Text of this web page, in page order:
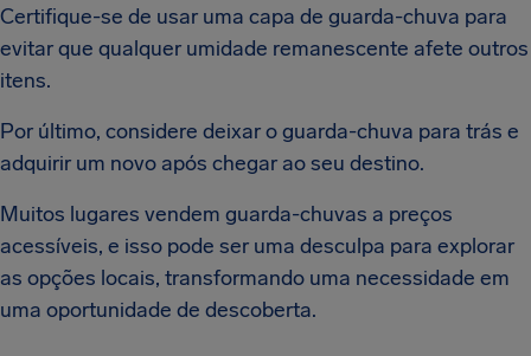
Certifique-se de usar uma capa de guarda-chuva para
evitar que qualquer umidade remanescente afete outros
itens.
Por último, considere deixar o guarda-chuva para trás e
adquirir um novo após chegar ao seu destino.
Muitos lugares vendem guarda-chuvas a preços
acessíveis, e isso pode ser uma desculpa para explorar
as opções locais, transformando uma necessidade em
uma oportunidade de descoberta.